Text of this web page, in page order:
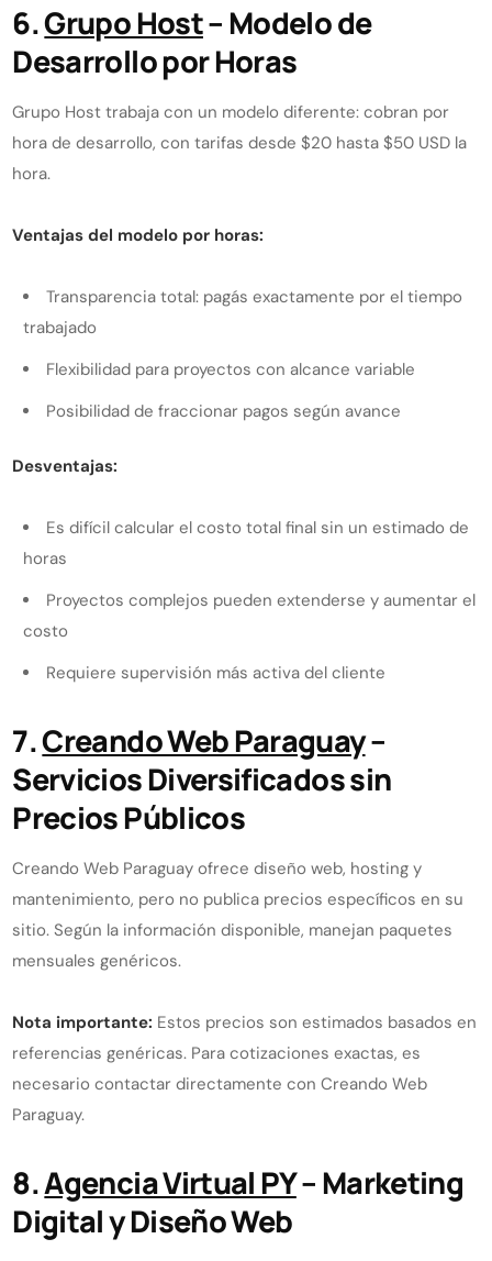
6.Grupo Host– Modelo de
Desarrollo por Horas
Grupo Host trabaja con un modelo diferente: cobran por
hora de desarrollo, con tarifas desde $20 hasta $50 USD la
hora.
Ventajas del modelo por horas:
Transparencia total: pagás exactamente por el tiempo
trabajado
Flexibilidad para proyectos con alcance variable
Posibilidad de fraccionar pagos según avance
Desventajas:
Es difícil calcular el costo total final sin un estimado de
horas
Proyectos complejos pueden extenderse y aumentar el
costo
Requiere supervisión más activa del cliente
7.Creando Web Paraguay–
Servicios Diversificados sin
Precios Públicos
Creando Web Paraguay ofrece diseño web, hosting y
mantenimiento, pero no publica precios específicos en su
sitio. Según la información disponible, manejan paquetes
mensuales genéricos.
Nota importante: Estos precios son estimados basados en
referencias genéricas. Para cotizaciones exactas, es
necesario contactar directamente con Creando Web
Paraguay.
8.Agencia Virtual PY– Marketing
Digital y Diseño Web